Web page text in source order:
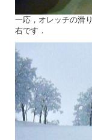
一応，オレッチの滑
右です．